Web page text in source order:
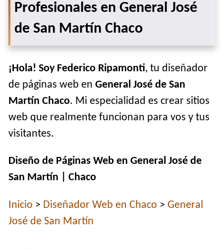
Profesionales en General José
de San Martín Chaco
¡Hola! Soy Federico Ripamonti, tu diseñador
de páginas web enGeneral José de San
Martín Chaco. Mi especialidad es crear sitios
web que realmente funcionan para vos y tus
visitantes.
Diseño de Páginas Web en General José de
San Martín | Chaco
Inicio > Diseñador Web en Chaco >General
José de San Martín